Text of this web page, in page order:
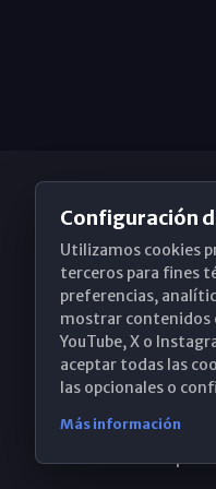
Santa
(+34)
Configuración
Utilizamos cookies
terceros para fines
preferencias,
mostrar contenidos
YouTube, X o
aceptar todas las
las opcionales o
Más información